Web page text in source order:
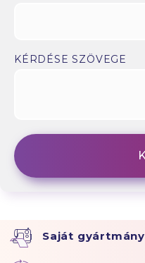
KÉRDÉSE SZÖVEGE
Saját gyártmány